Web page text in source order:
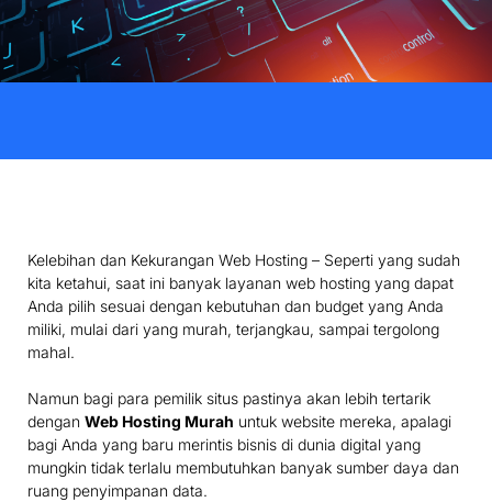
Kelebihan dan Kekurangan Web Hosting – Seperti yang sudah
kita ketahui, saat ini banyak layanan web hosting yang dapat
Anda pilih sesuai dengan kebutuhan dan budget yang Anda
miliki, mulai dari yang murah, terjangkau, sampai tergolong
mahal.
Namun bagi para pemilik situs pastinya akan lebih tertarik
dengan Web Hosting Murah untuk website mereka, apalagi
bagi Anda yang baru merintis bisnis di dunia digital yang
mungkin tidak terlalu membutuhkan banyak sumber daya dan
ruang penyimpanan data.